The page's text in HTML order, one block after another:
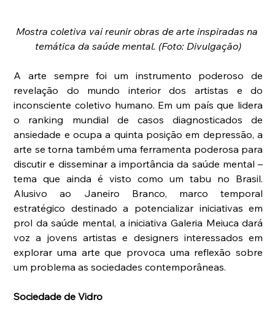
Mostra coletiva vai reunir obras de arte inspiradas na
temática da saúde mental. (Foto: Divulgação)
A arte sempre foi um instrumento poderoso de
revelação do mundo interior dos artistas e do
inconsciente coletivo humano. Em um país que lidera
o ranking mundial de casos diagnosticados de
ansiedade e ocupa a quinta posição em depressão, a
arte se torna também uma ferramenta poderosa para
discutir e disseminar a importância da saúde mental –
tema que ainda é visto como um tabu no Brasil.
Alusivo ao Janeiro Branco, marco temporal
estratégico destinado a potencializar iniciativas em
prol da saúde mental, a iniciativa Galeria Meiuca dará
voz a jovens artistas e designers interessados em
explorar uma arte que provoca uma reflexão sobre
um problema as sociedades contemporâneas.
Sociedade de Vidro